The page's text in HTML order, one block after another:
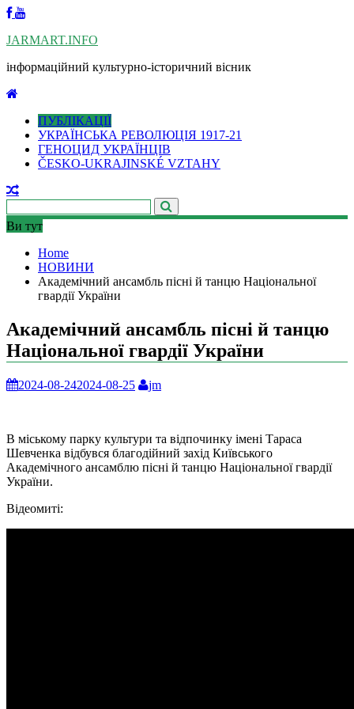
Skip
content
JARMART.INFO
інформаційний культурно-історичний вісник
ПУБЛІКАЦІЇ
УКРАЇНСЬКА РЕВОЛЮЦІЯ 1917-21
ГЕНОЦИД УКРАЇНЦІВ
ČESKO-UKRAJINSKÉ VZTAHY
Ви тут
Home
НОВИНИ
Академічний ансамбль пісні й танцю Національної
гвардії України
Академічний ансамбль пісні й танцю
Національної гвардії України
2024-08-242024-08-25 jm
В міському парку культури та відпочинку імені Тараса
Шевченка відбувся благодійний захід Київського
Академічного ансамблю пісні й танцю Національної гвардії
України.
Відеомиті: